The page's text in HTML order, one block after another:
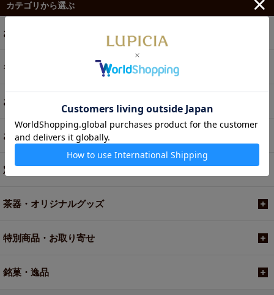
カテゴリから選ぶ
お茶
ギフト
お菓子・食品・飲料
お買い得商品
定期便
茶器・オリジナルグッズ
特別商品・お取り寄せ
銘菓・逸品